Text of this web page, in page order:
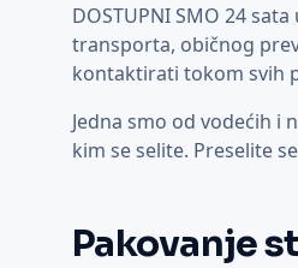
DOSTUPNI SMO 24
transporta, običnog
kontaktirati tokom svih
Jedna smo od vodećih i
kim se selite. Preselite
Pakovanje